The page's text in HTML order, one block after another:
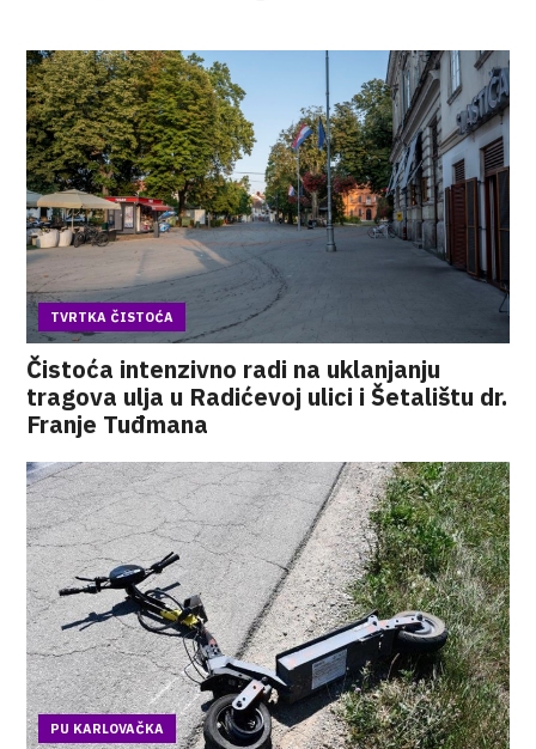
TVRTKA ČISTOĆA
Čistoća intenzivno radi na uklanjanju
tragova ulja u Radićevoj ulici i Šetalištu dr.
Franje Tuđmana
PU KARLOVAČKA